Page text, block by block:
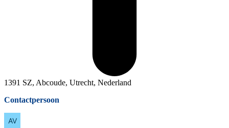
1391 SZ, Abcoude, Utrecht, Nederland
Contactpersoon